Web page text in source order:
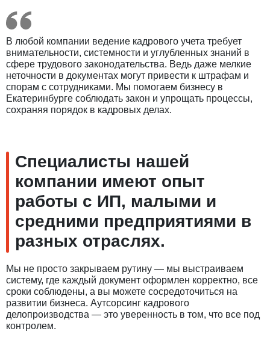
В любой компании ведение кадрового учета требует
внимательности, системности и углубленных знаний в
сфере трудового законодательства. Ведь даже мелкие
неточности в документах могут привести к штрафам и
спорам с сотрудниками. Мы помогаем бизнесу в
Екатеринбурге соблюдать закон и упрощать процессы,
сохраняя порядок в кадровых делах.
Специалисты нашей
компании имеют опыт
работы с ИП, малыми и
средними предприятиями в
разных отраслях.
Мы не просто закрываем рутину — мы выстраиваем
систему, где каждый документ оформлен корректно, все
сроки соблюдены, а вы можете сосредоточиться на
развитии бизнеса. Аутсорсинг кадрового
делопроизводства — это уверенность в том, что все под
контролем.